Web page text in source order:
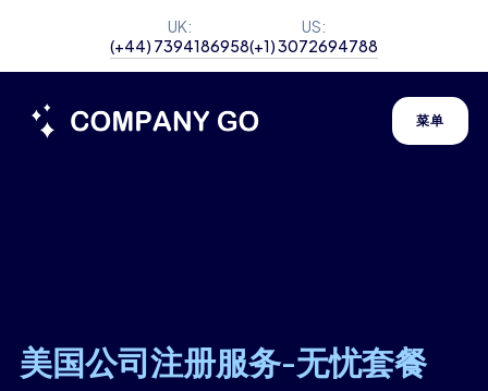
UK:
(+44) 7394186958
US:
(+1) 3072694788
菜单
美国公司注册服务-无忧套餐